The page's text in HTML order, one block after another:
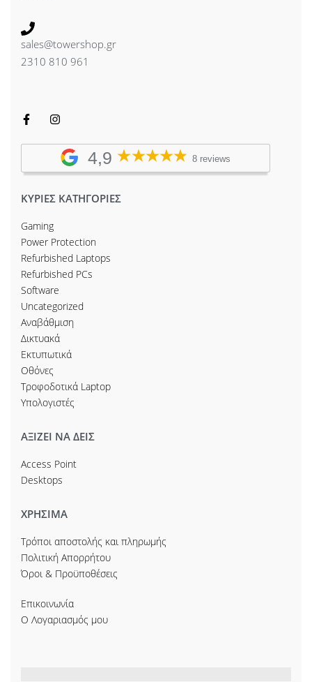
sales@towershop.gr
2310 810 961
4,9 8 reviews
ΚΥΡΙΕΣ ΚΑΤΗΓΟΡΙΕΣ
Gaming
Power Protection
Refurbished Laptops
Refurbished PCs
Software
Uncategorized
Αναβάθμιση
Δικτυακά
Εκτυπωτικά
Οθόνες
Τροφοδοτικά Laptop
Υπολογιστές
ΑΞΙΖΕΙ ΝΑ ΔΕΙΣ
Access Point
Desktops
ΧΡΗΣΙΜΑ
Τρόποι αποστολής και πληρωμής
Πολιτική Απορρήτου
Όροι & Προϋποθέσεις
Επικοινωνία
Ο Λογαριασμός μου